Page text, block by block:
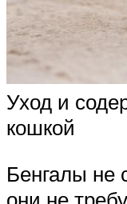
Уход и
кошкой
Бенгалы не